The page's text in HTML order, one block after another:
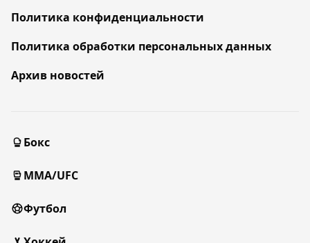
Политика конфиденциальности
Политика обработки персональных данных
Архив новостей
Бокс
MMA/UFC
Футбол